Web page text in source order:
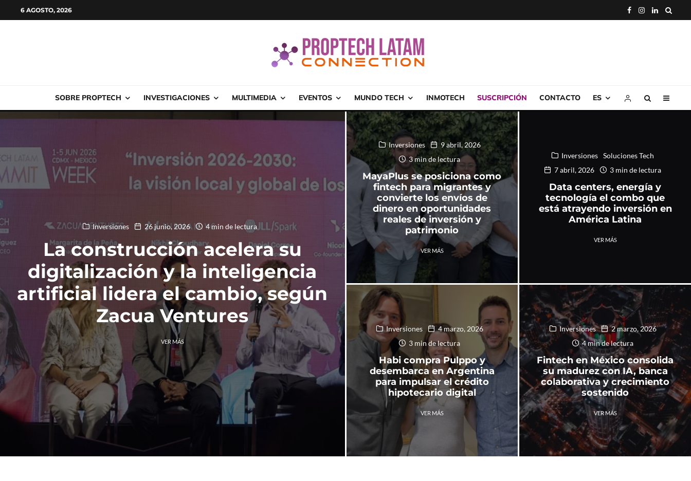
6 AGOSTO, 2026
SOBRE PROPTECH INVESTIGACIONES MULTIMEDIA EVENTOS MUNDO TECH INMOTECH SUSCRIPCIÓN CONTACTO ES
Inversiones 26 junio, 2026 4 min de lectura
La construcción acelera su
digitalización y la inteligencia
artificial lidera el cambio, según
Zacua Ventures
VER MÁS
Inversiones
9 abril, 2026
3 min de lectura
MayaPlus se posiciona como
fintech para migrantes y
convierte los envíos de
dinero en oportunidades
reales de inversión y
patrimonio
VER MÁS
Inversiones Soluciones Tech
7 abril, 2026
3 min de lectura
Data centers, energía y
tecnología el combo que
está atrayendo inversión en
América Latina
VER MÁS
Inversiones
4 marzo, 2026
3 min de lectura
Habi compra Pulppo y
desembarca en Argentina
para impulsar el crédito
hipotecario digital
VER MÁS
Inversiones
2 marzo, 2026
4 min de lectura
Fintech en México consolida
su madurez con IA, banca
colaborativa y crecimiento
sostenido
VER MÁS